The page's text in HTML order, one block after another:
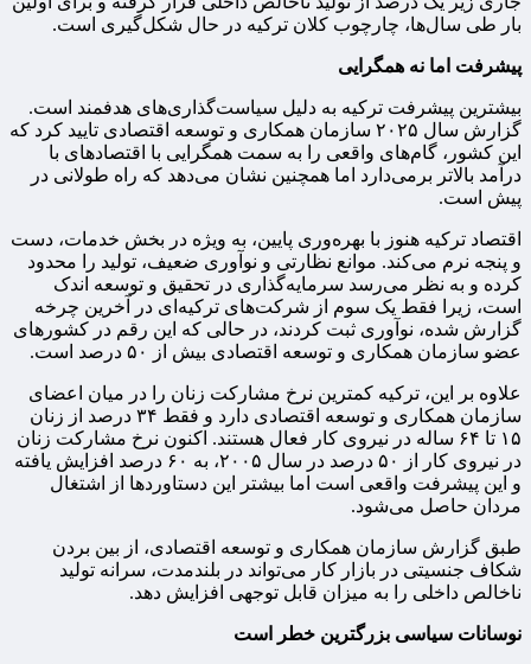
بار طی سال‌ها، چارچوب کلان ترکیه در حال شکل‌گیری است.
پیشرفت اما نه همگرایی
بیشترین پیشرفت ترکیه به دلیل سیاست‌گذاری‌های هدفمند است.
گزارش سال ۲۰۲۵ سازمان همکاری و توسعه اقتصادی تایید کرد که
این کشور، گام‌های واقعی را به سمت همگرایی با اقتصادهای با
درآمد بالاتر برمی‌دارد اما همچنین نشان می‌دهد که راه طولانی در
پیش است.
اقتصاد ترکیه هنوز با بهره‌وری پایین، به ویژه در بخش خدمات، دست
و پنجه نرم می‌کند. موانع نظارتی و نوآوری ضعیف، تولید را محدود
کرده و به نظر می‌رسد سرمایه‌گذاری در تحقیق و توسعه اندک
است، زیرا فقط یک سوم از شرکت‌های ترکیه‌ای در آخرین چرخه
گزارش شده، نوآوری ثبت کردند، در حالی که این رقم در کشورهای
عضو سازمان همکاری و توسعه اقتصادی بیش از ۵۰ درصد است.
علاوه بر این، ترکیه کمترین نرخ مشارکت زنان را در میان اعضای
سازمان همکاری و توسعه اقتصادی دارد و فقط ۳۴ درصد از زنان
۱۵ تا ۶۴ ساله در نیروی کار فعال هستند. اکنون نرخ مشارکت زنان
در نیروی کار از ۵۰ درصد در سال ۲۰۰۵، به ۶۰ درصد افزایش یافته
و این پیشرفت واقعی است اما بیشتر این دستاوردها از اشتغال
مردان حاصل می‌شود.
طبق گزارش سازمان همکاری و توسعه اقتصادی، از بین بردن
شکاف جنسیتی در بازار کار می‌تواند در بلندمدت، سرانه تولید
ناخالص داخلی را به میزان قابل توجهی افزایش دهد.
نوسانات سیاسی بزرگترین خطر است